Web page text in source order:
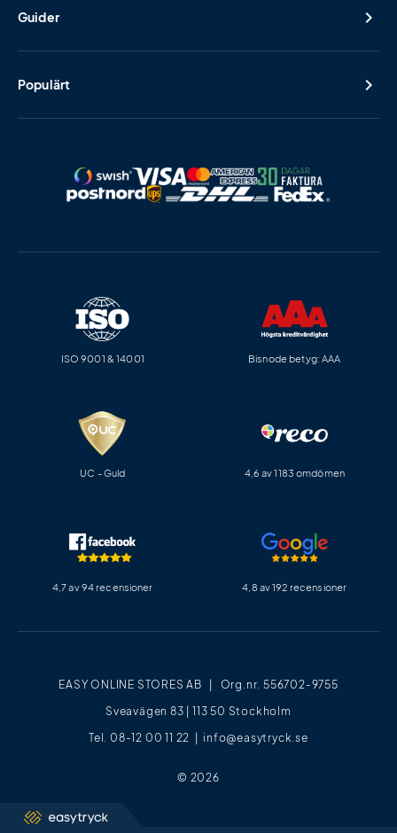
Guider
Populärt
EASY ONLINE STORES AB | Org.nr. 556702-9755
Sveavägen 83 | 113 50 Stockholm
Tel. 08-12 00 11 22 | info@easytryck.se
© 2026
ISO 9001 & 14001 Bisnode betyg: AAA
UC - Guld 4,6 av 1183 omdömen
4,7 av 94 recensioner 4,8 av 192 recensioner